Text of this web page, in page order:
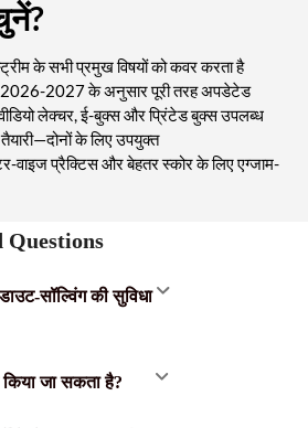
के सभी प्रमुख विषयों को कवर करता है
2026-2027 के अनुसार पूरी तरह अपडेटेड
लेक्चर, ई-बुक्स और प्रिंटेड बुक्स उपलब्ध
के लिए उपयुक्त
वाइज प्रैक्टिस और बेहतर स्कोर के लिए एग्जाम-
Questions
सॉल्विंग की सुविधा
जा सकता है?